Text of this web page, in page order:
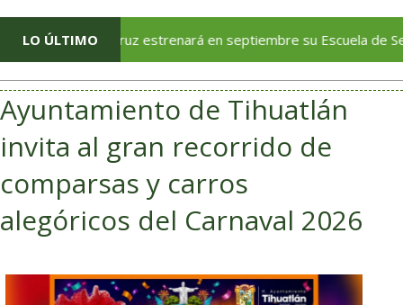
LO ÚLTIMO
Veracruz estrenará en septiembre su Escuela de Servicios
Ayuntamiento de Tihuatlán
invita al gran recorrido de
comparsas y carros
alegóricos del Carnaval 2026